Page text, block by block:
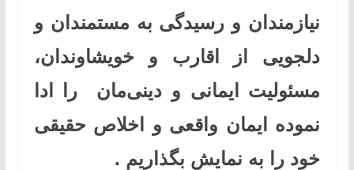
نیازمندان و رسیدگی به مستمندان و
دلجویی از اقارب و خویشاوندان،
مسئولیت ایمانی و دینی‌مان را ادا
نموده ایمان واقعی و اخلاص حقیقی
خود را به نمایش بگذاریم .